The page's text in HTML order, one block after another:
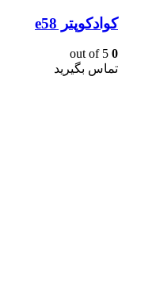
کوادکوپتر e58
0
تماس بگیرید